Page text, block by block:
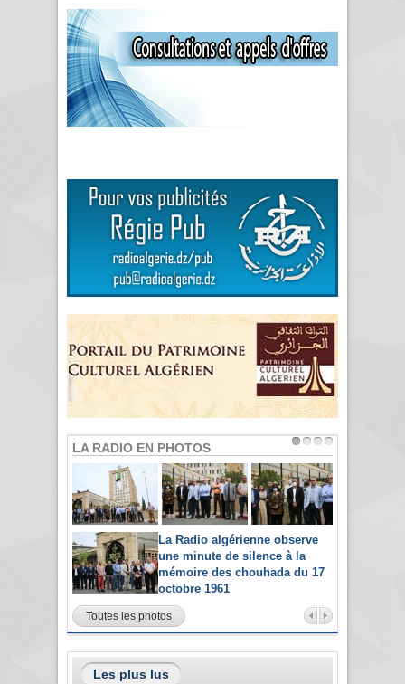
LA RADIO EN PHOTOS
La Radio algérienne observe
une minute de silence à la
mémoire des chouhada du 17
octobre 1961
Toutes les photos
Les plus lus